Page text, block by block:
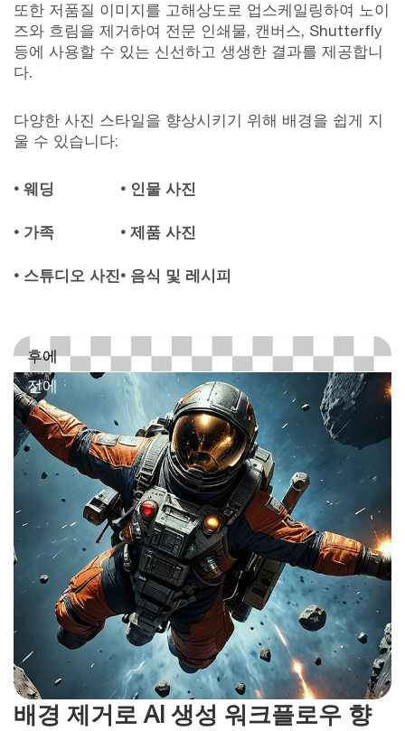
또한 저품질 이미지를 고해상도로 업스케일링하여 노이
즈와 흐림을 제거하여 전문 인쇄물, 캔버스, Shutterfly
등에 사용할 수 있는 신선하고 생생한 결과를 제공합니
다.
다양한 사진 스타일을 향상시키기 위해 배경을 쉽게 지
울 수 있습니다:
• 웨딩
• 가족
• 스튜디오 사진
• 인물 사진
• 제품 사진
• 음식 및 레시피
배경 제거로 AI 생성 워크플로우 향